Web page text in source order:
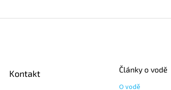
Kontakt Články o vodě
O vodě